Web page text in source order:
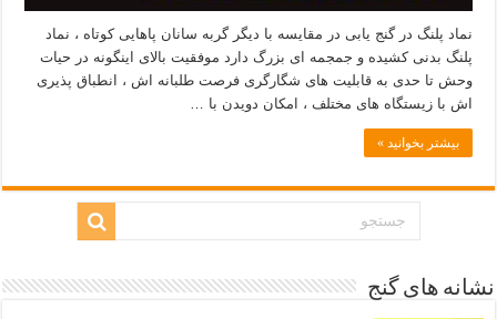
نماد پلنگ در گنج یابی در مقایسه با دیگر گربه سانان پاهایی کوتاه ، نماد
پلنگ بدنی کشیده و جمجمه ای بزرگ دارد موفقیت بالای اینگونه در حیات
وحش تا حدی به قابلیت های شگارگری فرصت طلبانه اش ، انطباق پذیری
اش با زیستگاه های مختلف ، امکان دویدن با …
بیشتر بخوانید »
نشانه های گنج